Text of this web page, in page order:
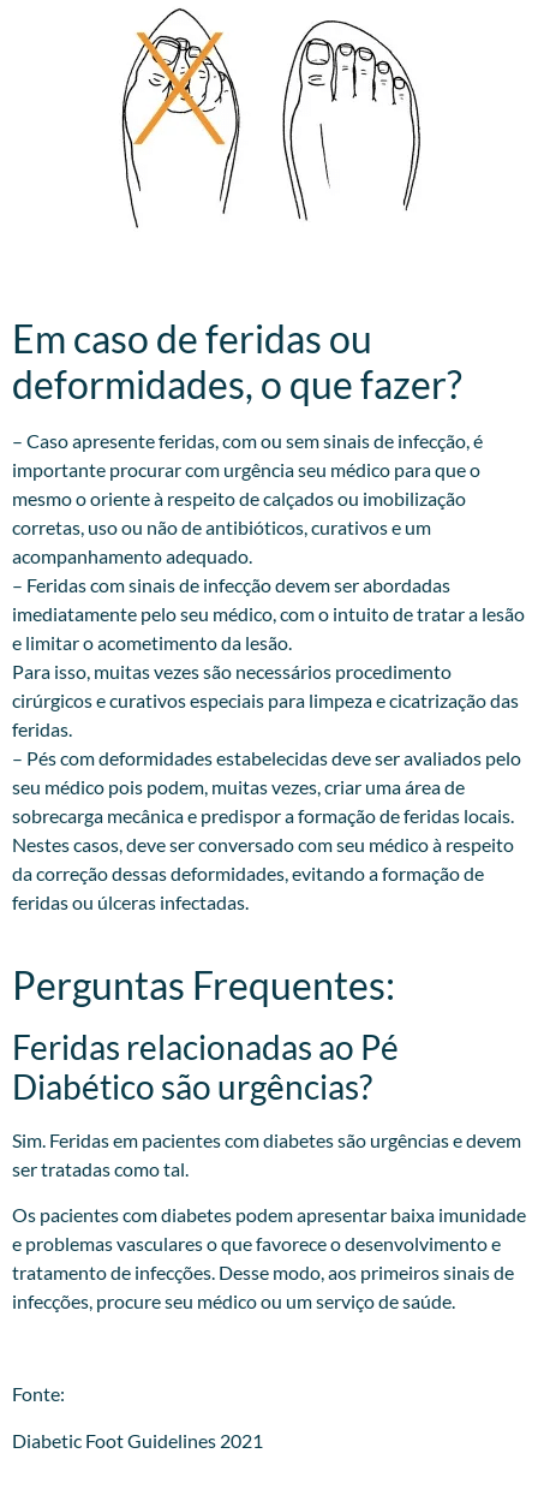
Em caso de feridas ou
deformidades, o que fazer?​
– Caso apresente feridas, com ou sem sinais de infecção, é
importante procurar com urgência seu médico para que o
mesmo o oriente à respeito de calçados ou imobilização
corretas, uso ou não de antibióticos, curativos e um
acompanhamento adequado.
– Feridas com sinais de infecção devem ser abordadas
imediatamente pelo seu médico, com o intuito de tratar a lesão
e limitar o acometimento da lesão.
Para isso, muitas vezes são necessários procedimento
cirúrgicos e curativos especiais para limpeza e cicatrização das
feridas.
– Pés com deformidades estabelecidas deve ser avaliados pelo
seu médico pois podem, muitas vezes, criar uma área de
sobrecarga mecânica e predispor a formação de feridas locais.
Nestes casos, deve ser conversado com seu médico à respeito
da correção dessas deformidades, evitando a formação de
feridas ou úlceras infectadas.
Perguntas Frequentes:
Feridas relacionadas ao Pé
Diabético são urgências?
Sim. Feridas em pacientes com diabetes são urgências e devem
ser tratadas como tal.
Os pacientes com diabetes podem apresentar baixa imunidade
e problemas vasculares o que favorece o desenvolvimento e
tratamento de infecções. Desse modo, aos primeiros sinais de
infecções, procure seu médico ou um serviço de saúde.
Fonte:
Diabetic Foot Guidelines 2021